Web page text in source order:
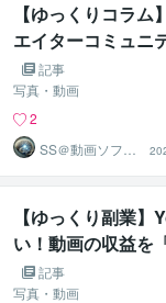
【ゆっくりコラ
エイターコミュニ
を把握しよう
記事
写真・動画
2
SS＠動画ソフト
ウェアエンジニ
ア
【ゆっくり副業
い！動画の収益を
説します
記事
写真・動画